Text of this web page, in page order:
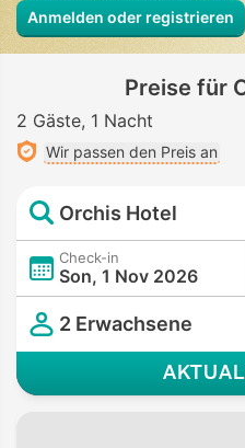
Anmelden oder registrieren
Preise für
2 Gäste 1 Nacht
Wir passen den Preis an
Orchis Hotel
Check-in
Son, 1 Nov 2026
2 Erwachsene